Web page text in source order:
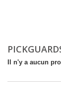
Il n'y a aucun